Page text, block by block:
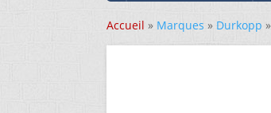
Accueil » Marques » Durkopp